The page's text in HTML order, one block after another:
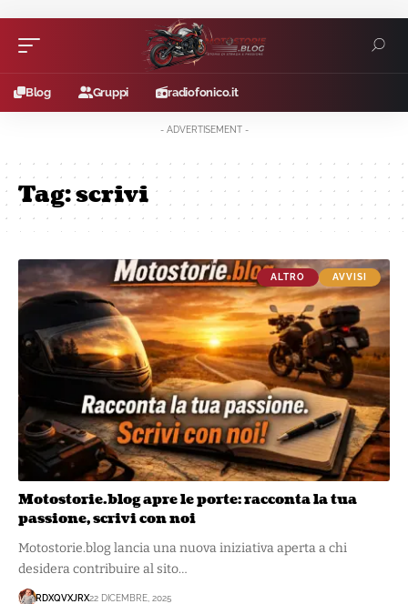
Blog Gruppi radiofonico.it
- ADVERTISEMENT -
Tag:scrivi
ALTRO AVVISI
Motostorie.blog apre le porte: racconta la tua
passione, scrivi con noi
Motostorie.blog lancia una nuova iniziativa aperta a chi
desidera contribuire al sito…
RDXQVXJRX22 DICEMBRE, 2025